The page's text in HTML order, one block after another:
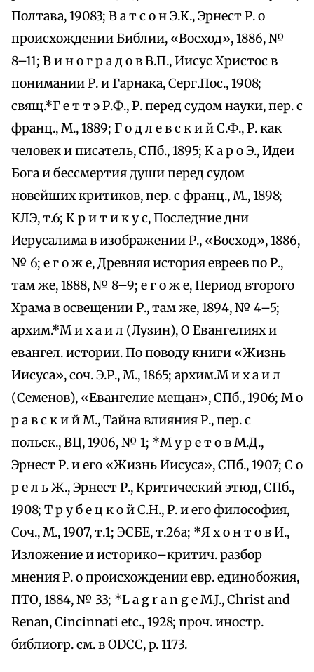
Полтава, 19083; В а т с о н Э.К., Эрнест Р. о
происхождении Библии, «Восход», 1886, №
8–11; В и н о г р а д о в В.П., Иисус Христос в
понимании Р. и Гарнака, Серг.Пос., 1908;
свящ.*Г е т т э Р.Ф., Р. перед судом науки, пер. с
франц., М., 1889; Г о д л е в с к и й С.Ф., Р. как
человек и писатель, СПб., 1895; K а р о Э., Идеи
Бога и бессмертия души перед судом
новейших критиков, пер. с франц., М., 1898;
КЛЭ, т.6; К р и т и к у с, Последние дни
Иерусалима в изображении Р., «Восход», 1886,
№ 6; е г о ж е, Древняя история евреев по Р.,
там же, 1888, № 8–9; е г о ж е, Период второго
Храма в освещении Р., там же, 1894, № 4–5;
архим.*М и х а и л (Лузин), О Евангелиях и
евангел. истории. По поводу книги «Жизнь
Иисуса», соч. Э.Р., М., 1865; архим.М и х а и л
(Семенов), «Евангелие мещан», СПб., 1906; М о
р а в с к и й М., Тайна влияния Р., пер. с
польск., ВЦ, 1906, № 1; *M у р е т о в М.Д.,
Эрнест Р. и его «Жизнь Иисуса», СПб., 1907; С о
р е л ь Ж., Эрнест Р., Критический этюд, СПб.,
1908; Т р у б е ц к о й С.Н., Р. и его философия,
Соч., М., 1907, т.1; ЭСБЕ, т.26а; *Я х о н т о в И.,
Изложение и историко–критич. разбор
мнения Р. о происхождении евр. единобожия,
ПТО, 1884, № 33; *L а g r а n g е M.J., Christ and
Renan, Cincinnati etc., 1928; проч. иностр.
библиогр. см. в ОDСС, p. 1173.